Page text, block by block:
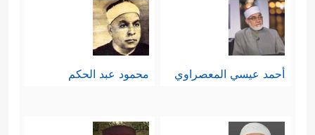
أحمد عيسي المعصراوي محمود عبد الحكم